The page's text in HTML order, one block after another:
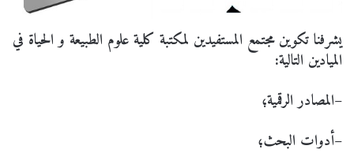
يشرفنا تكوين مجتمع المستفيدين لمكتبة كلية علوم الطبيعة و الحياة في
الميادين التالية:
–المصادر الرقمية؛
–أدوات البحث؛